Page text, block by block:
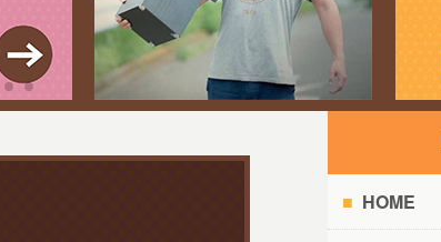
HOME